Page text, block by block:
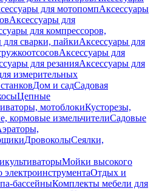
для мотопомпАксессуары
Аксессуары для
для компрессоров,
для сварки, пайкиАксессуары для
Аксессуары для
для резанияАксессуары для
измерительных
Дом и садСадовая
Цепные
мотоблокиКусторезы,
кормовые измельчителиСадовые
ДровоколыСеялки,
Мойки высокого
Отдых и
бассейныКомплекты мебели для